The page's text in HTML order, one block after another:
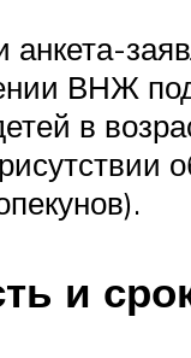
анкета-
ВНЖ
в
и